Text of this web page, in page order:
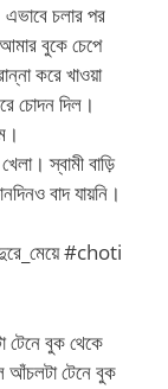
চলার পর
বুকে চেপে
করে খাওয়া
চোদন দিল।
স্বামী বাড়ি
বাদ যায়নি।
#choti
বুক থেকে
আঁচলটা টেনে বুক